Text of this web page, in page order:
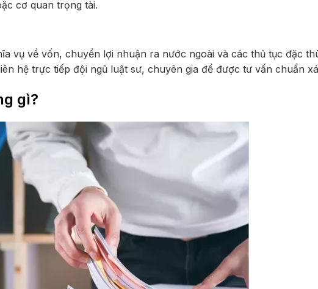
cơ quan trọng tài.
vụ về vốn, chuyển lợi nhuận ra nước ngoài và các thủ tục đặc
hệ trực tiếp đội ngũ luật sư, chuyên gia để được tư vấn chuẩn
gì?